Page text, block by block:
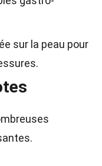
sur la peau pour